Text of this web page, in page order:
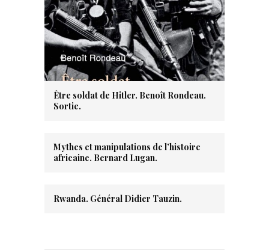
Être soldat de Hitler. Benoît Rondeau.
Sortie.
Mythes et manipulations de l’histoire
africaine. Bernard Lugan.
Rwanda. Général Didier Tauzin.